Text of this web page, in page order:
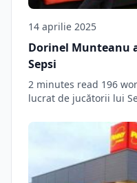
14 aprilie 2025
Dorinel Munteanu
Sepsi
2 minutes read 196
lucrat de jucătorii lui